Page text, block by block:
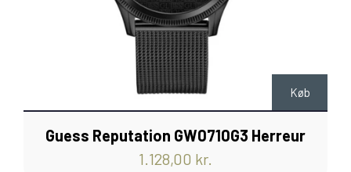
Køb
Guess Reputation GW0710G3 Herreur
1.128,00 kr.